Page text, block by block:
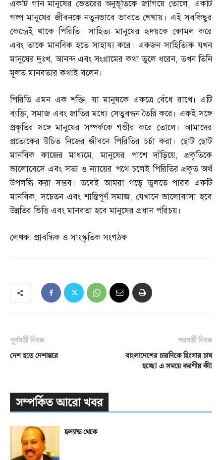
একটি গান মানুষের ভেতরের অনুভূতিকে জাগিয়ে তোলে,একটি
গল্প মানুষের জীবনকে নতুনভাবে ভাবতে শেখায়। এই সবকিছুর
কেন্দ্রেই থাকে পিরিতি। সাহিত্য মানুষের হৃদয়কে কোমল করে
এবং তাকে মানবিক হতে সাহায্য করে। একজন সাহিত্যিক যখন
মানুষের দুঃখ,আনন্দ এবং সংগ্রামের কথা তুলে ধরেন,তখন তিনি
মূলত মানবতার কথাই বলেন।
পিরিতি এমন এক শক্তি,যা মানুষকে একত্রে বেঁধে রাখে। এটি
ব্যক্তি,সমাজ এবং জাতির মধ্যে সেতুবন্ধন তৈরি করে। একই সঙ্গে
প্রকৃতির সঙ্গে মানুষের সম্পর্ককে গভীর করে তোলে। আমাদের
প্রত্যেকের উচিত নিজের জীবনে পিরিতির চর্চা করা। ছোট ছোট
মানবিক কাজের মাধ্যমে,মানুষের পাশে দাঁড়িয়ে,প্রকৃতিকে
ভালোবেসে এবং সত্য ও ন্যায়ের পথে চলেই পিরিতির প্রকৃত অর্থ
উপলব্ধি করা সম্ভব। তবেই আমরা গড়ে তুলতে পারব একটি
মানবিক,সচেতন এবং শান্তিপূর্ণ সমাজ,যেখানে ভালোবাসা হবে
উন্নতির ভিত্তি এবং মানবতা হবে মানুষের প্রধান পরিচয়।
লেখক: প্রাবন্ধিক ও সাংস্কৃতিক সংগঠক
পূর্ববর্তী নিবন্ধ
দেশ হতে দেশান্তরে
পরবর্তী নিবন্ধ
বাংলাদেশের চারদিকে হিংসার চাষ
হচ্ছে! এ সময়ে করণীয় কী!
সম্পর্কিত আরো খবর
হল্যান্ড থেকে